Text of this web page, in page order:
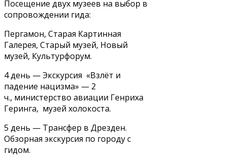
Посещение двух музеев на выбор в
сопровождении гида:
Пергамон, Старая Картинная
Галерея, Старый музей, Новый
музей, Культурфорум.
4 день — Экскурсия «Взлёт и
падение нацизма» — 2
ч., министерство авиации Генриха
Геринга, музей холокоста.
5 день — Трансфер в Дрезден.
Обзорная экскурсия по городу с
гидом.